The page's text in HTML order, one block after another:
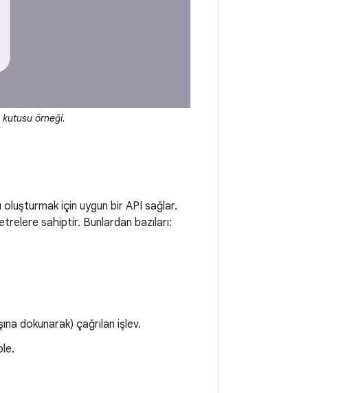
örneği.
için uygun bir API sağlar.
sahiptir. Bunlardan bazıları:
dokunarak) çağrılan işlev.